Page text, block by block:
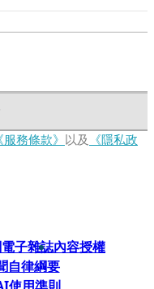
服務條款》 以及 《隱私政
子雜誌內容授權
自律綱要